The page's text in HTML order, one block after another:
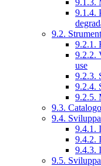
9.1.4.
9.2.
9.2.1.
9.2.2.
use
9.2.3.
9.2.4.
9.2.5.
9.3.
9.4.
9.4.1.
9.4.2.
9.4.3.
9.5.